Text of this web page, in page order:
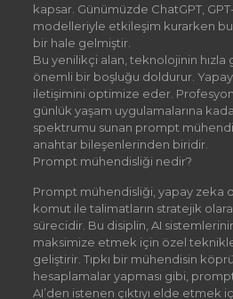
kapsar. Günümüzde ChatGPT,
modelleriyle etkileşim kurarken
bir hale gelmiştir.
Bu yenilikçi alan, teknolojinin hızla
önemli bir boşluğu doldurur.
iletişimini optimize eder.
günlük yaşam uygulamalarına
spektrumu sunan prompt
anahtar bileşenlerinden biridir.
Prompt mühendisliği nedir?
Prompt mühendisliği, yapay zeka
komut ile talimatların stratejik
sürecidir. Bu disiplin, AI
maksimize etmek için özel
geliştirir. Tıpkı bir mühendisin
hesaplamalar yapması gibi,
AI’den istenen çıktıyı elde etmek